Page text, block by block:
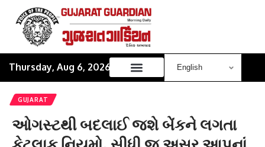
Thursday, Aug 6, 2026
GUJARAT
ઓગસ્ટથી બદલાઈ જશે બેંકને લગતા